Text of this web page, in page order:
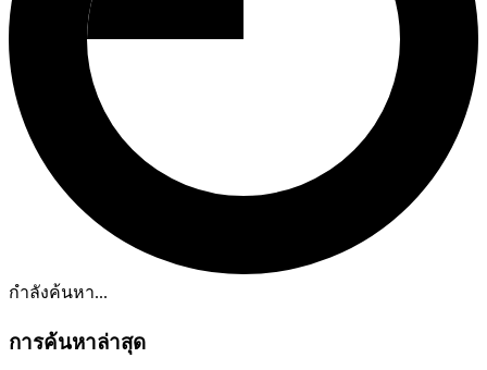
กำลังค้นหา...
การค้นหาล่าสุด